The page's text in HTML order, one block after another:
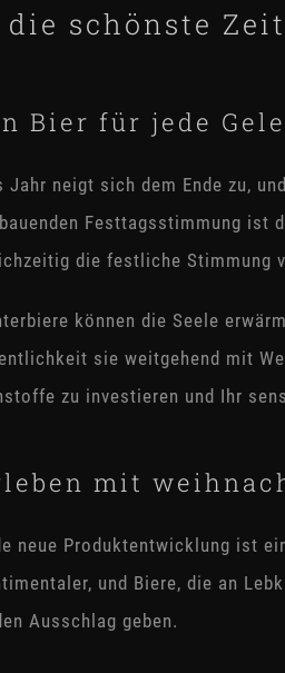
die schönste
Bier für jede
Jahr neigt sich dem Ende zu,
Festtagsstimmung ist
die festliche Stimmung
können die Seele
sie weitgehend mit
zu investieren und Ihr
mit
neue Produktentwicklung ist
und Biere, die an
Ausschlag geben.